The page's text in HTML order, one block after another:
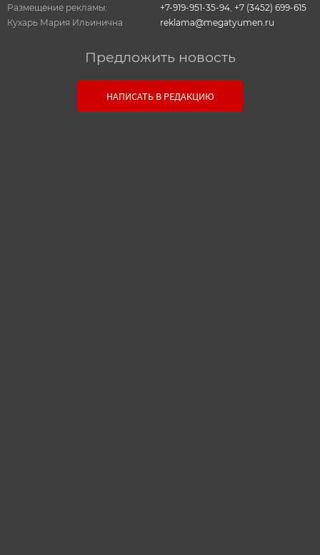
Размещение рекламы:
Кухарь Мария Ильинична
+7-919-951-35-94 +7 (3452) 699-615
reklama@megatyumen.ru
Предложить новость
НАПИСАТЬ В РЕДАКЦИЮ
Связь с редакцией
Оставьте свои настоящие контактные данные,